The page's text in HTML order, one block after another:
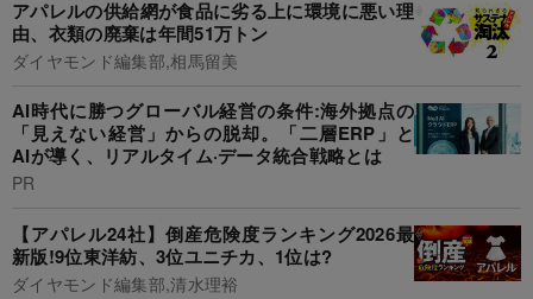
アパレルの供給網が食品に劣る上に環境に悪い理
由、衣類の廃棄は年間51万トン
ダイヤモンド編集部,相馬留美
AI時代に勝つグローバル経営の条件:海外拠点の
「見えない経営」からの脱却。「二層ERP」と
AIが導く、リアルタイム·データ統合戦略とは
PR
【アパレル24社】倒産危険度ランキング2026最
新版!9位東洋紡、3位ユニチカ、1位は?
ダイヤモンド編集部,清水理裕